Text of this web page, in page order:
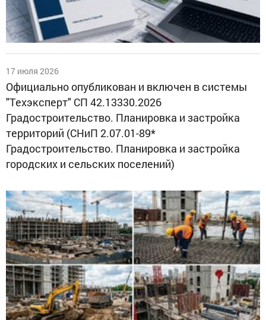
17 июля 2026
Официально опубликован и включен в системы
"Техэксперт" СП 42.13330.2026
Градостроительство. Планировка и застройка
территорий (СНиП 2.07.01-89*
Градостроительство. Планировка и застройка
городских и сельских поселений)